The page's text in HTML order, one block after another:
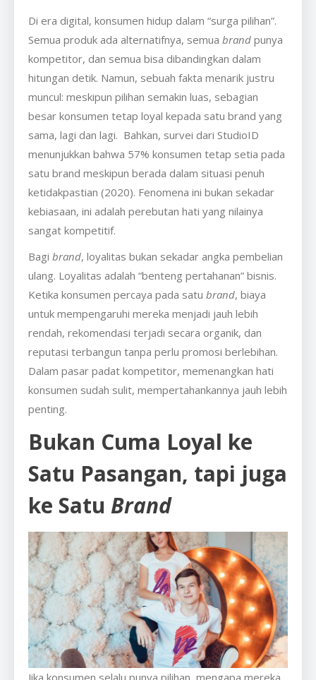
Di era digital, konsumen hidup dalam “surga pilihan”.
Semua produk ada alternatifnya, semua brand punya
kompetitor, dan semua bisa dibandingkan dalam
hitungan detik. Namun, sebuah fakta menarik justru
muncul: meskipun pilihan semakin luas, sebagian
besar konsumen tetap loyal kepada satu brand yang
sama, lagi dan lagi. Bahkan, survei dari StudioID
menunjukkan bahwa 57% konsumen tetap setia pada
satu brand meskipun berada dalam situasi penuh
ketidakpastian (2020). Fenomena ini bukan sekadar
kebiasaan, ini adalah perebutan hati yang nilainya
sangat kompetitif.
Bagi brand, loyalitas bukan sekadar angka pembelian
ulang. Loyalitas adalah “benteng pertahanan” bisnis.
Ketika konsumen percaya pada satu brand, biaya
untuk mempengaruhi mereka menjadi jauh lebih
rendah, rekomendasi terjadi secara organik, dan
reputasi terbangun tanpa perlu promosi berlebihan.
Dalam pasar padat kompetitor, memenangkan hati
konsumen sudah sulit, mempertahankannya jauh lebih
penting.
Bukan Cuma Loyal ke
Satu Pasangan, tapi juga
ke Satu Brand
Jika konsumen selalu punya pilihan, mengapa mereka